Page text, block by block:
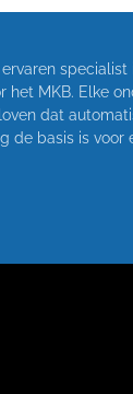
het MKB. Elke
dat
de basis is voor